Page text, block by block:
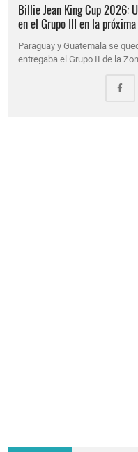
Billie Jean King Cup 2026:
en el Grupo III en la
Paraguay y Guatemala se
entregaba el Grupo II de la